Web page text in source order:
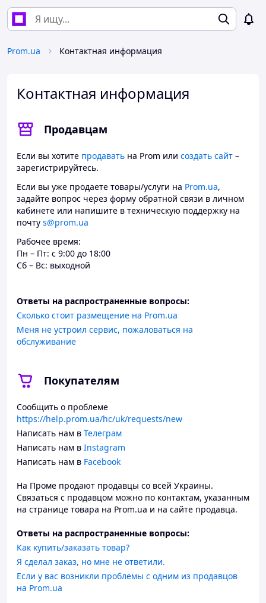
Prom.ua Контактная информация
Контактная информация
Продавцам
Если вы хотите продавать на Prom или создать сайт –
зарегистрируйтесь.
Если вы уже продаете товары/услуги на Prom.ua,
задайте вопрос через форму обратной связи в личном
кабинете или напишите в техническую поддержку на
почту s@prom.ua
Рабочее время:
Пн – Пт: c 9:00 до 18:00
Сб – Вс: выходной
Ответы на распространенные вопросы:
Сколько стоит размещение на Prom.ua
Меня не устроил сервис, пожаловаться на
обслуживание
Покупателям
Сообщить о проблеме
https://help.prom.ua/hc/uk/requests/new
Написать нам в Телеграм
Написать нам в Instagram
Написать нам в Facebook
На Проме продают продавцы со всей Украины.
Связаться с продавцом можно по контактам, указанным
на странице товара на Prom.ua и на сайте продавца.
Ответы на распространенные вопросы:
Как купить/заказать товар?
Я сделал заказ, но мне не ответили.
Если у вас возникли проблемы с одним из продавцов
на Prom.ua